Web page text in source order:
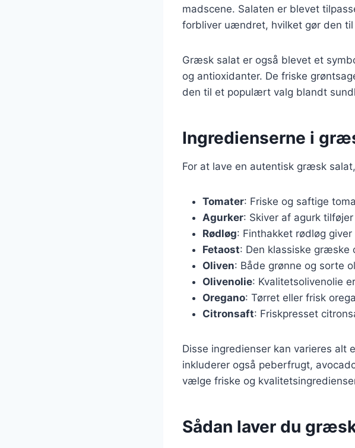
madscene. Salaten er blevet
forbliver uændret, hvilket gør den
Græsk salat er også blevet et
og antioxidanter. De friske
den til et populært valg blandt
Ingredienserne i
For at lave en autentisk græsk
Tomater: Friske og saftige
Agurker: Skiver af agurk
Rødløg: Finthakket rødløg
Fetaost: Den klassiske græske
Oliven: Både grønne og sorte
Olivenolie: Kvalitetsolivenolie
Oregano: Tørret eller frisk
Citronsaft: Friskpresset
Disse ingredienser kan varieres
inkluderer også peberfrugt,
vælge friske og
Sådan laver du